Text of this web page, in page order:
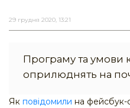
29 грудня 2020, 13:21
Програму та умови
оприлюднять на
Як повідомили на фейсбук-